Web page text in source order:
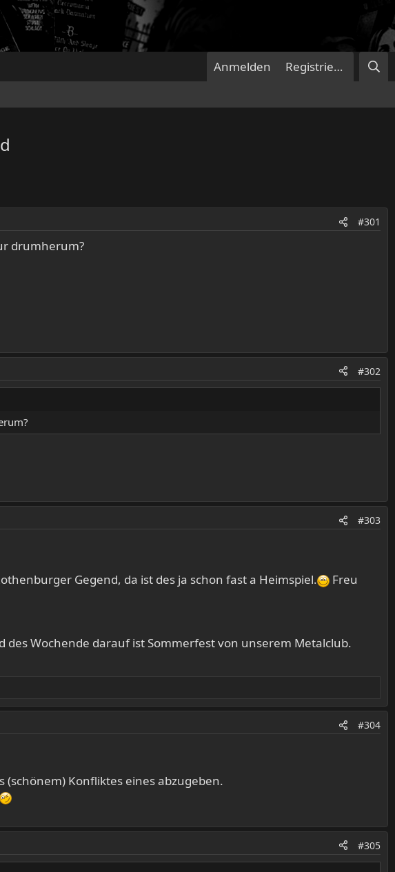
Anmelden Registrieren
#301
drumherum?
#302
#303
Gegend, da ist des ja schon fast a Heimspiel.
Freu
Wochende darauf ist Sommerfest von unserem Metalclub.
#304
Konfliktes eines abzugeben.
#305